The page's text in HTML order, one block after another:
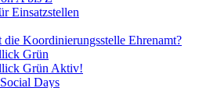
Einsatzstellen
die Koordinierungsstelle Ehrenamt?
Grün
Grün Aktiv!
Days